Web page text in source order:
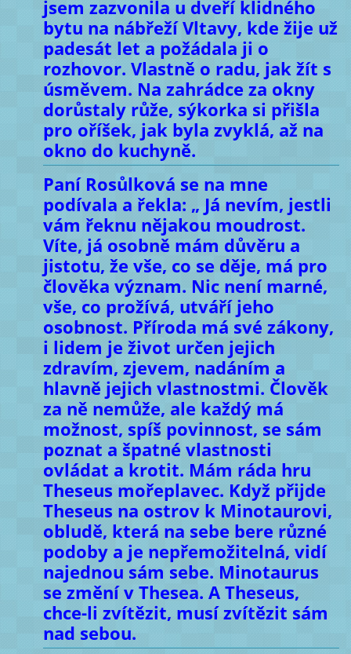
jsem zazvonila u dveří klidného
bytu na nábřeží Vltavy, kde žije už
padesát let a požádala ji o
rozhovor. Vlastně o radu, jak žít s
úsměvem. Na zahrádce za okny
dorůstaly růže, sýkorka si přišla
pro oříšek, jak byla zvyklá, až na
okno do kuchyně.
Paní Rosůlková se na mne
podívala a řekla: „ Já nevím, jestli
vám řeknu nějakou moudrost.
Víte, já osobně mám důvěru a
jistotu, že vše, co se děje, má pro
člověka význam. Nic není marné,
vše, co prožívá, utváří jeho
osobnost. Příroda má své zákony,
i lidem je život určen jejich
zdravím, zjevem, nadáním a
hlavně jejich vlastnostmi. Člověk
za ně nemůže, ale každý má
možnost, spíš povinnost, se sám
poznat a špatné vlastnosti
ovládat a krotit. Mám ráda hru
Theseus mořeplavec. Když přijde
Theseus na ostrov k Minotaurovi,
obludě, která na sebe bere různé
podoby a je nepřemožitelná, vidí
najednou sám sebe. Minotaurus
se změní v Thesea. A Theseus,
chce-li zvítězit, musí zvítězit sám
nad sebou.